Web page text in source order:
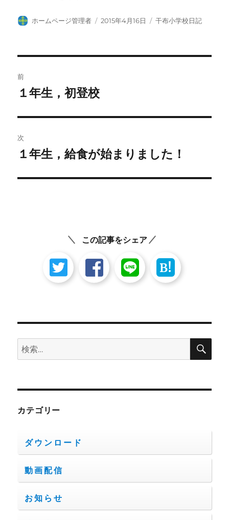
投
ホームページ管理者
投
2015年4月16日
カ
干布小学校日記
稿
ビ
ゲ
ー
前
前
投
稿:
１年生，初登校
次
次
投
１年生，給食が始まりました！
この記事をシェア
B!
検
索:
検
カテゴリー
ダウンロード
動画配信
お知らせ